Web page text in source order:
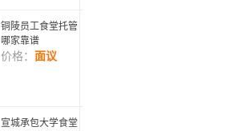
铜陵员工食堂托管
哪家靠谱
价格： 面议
宣城承包大学食堂